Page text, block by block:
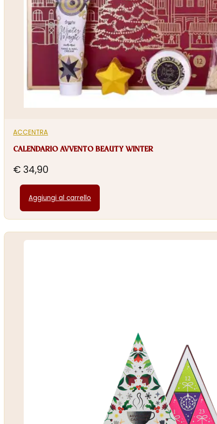
ACCENTRA
CALENDARIO AVVENTO BEAUTY WINTER
€34,90
Aggiungi al carrello